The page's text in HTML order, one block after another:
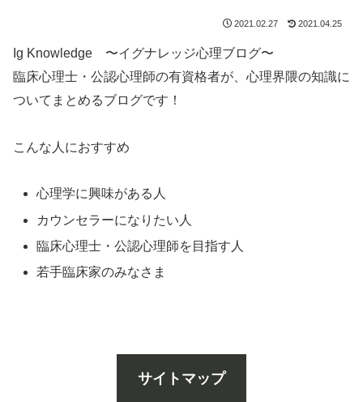
2021.02.27 2021.04.25
Ig Knowledge 〜イグナレッジ心理ブログ〜
臨床心理士・公認心理師の有資格者が、心理界隈の知識に
ついてまとめるブログです！
こんな人におすすめ
心理学に興味がある人
カウンセラーになりたい人
臨床心理士・公認心理師を目指す人
若手臨床家のみなさま
サイトマップ